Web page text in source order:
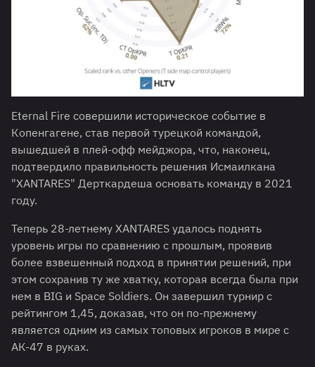
Eternal Fire совершили историческое событие в
Копенгагене, став первой турецкой командой,
вышедшей в плей-офф мейджора, что, наконец,
подтвердило правильность решения Исмаилкана
"⁠XANTARES⁠" Дерткардеша основать команду в 2021
году.
Теперь 28-летнему XANTARES удалось поднять
уровень игры по сравнению с прошлым, проявив
более взвешенный подход в принятии решений, при
этом сохранив ту же хватку, которая всегда была при
нем в BIG и Space Soldiers. Он завершил турнир с
рейтингом 1,45, доказав, что он по-прежнему
является одним из самых топовых игроков в мире с
АК-47 в руках.